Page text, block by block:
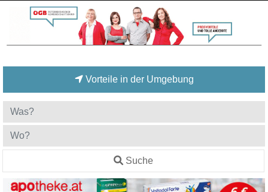
Vorteile in der Umgebung
Suche